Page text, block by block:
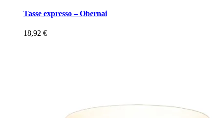
Tasse expresso – Obernai
18,92 €